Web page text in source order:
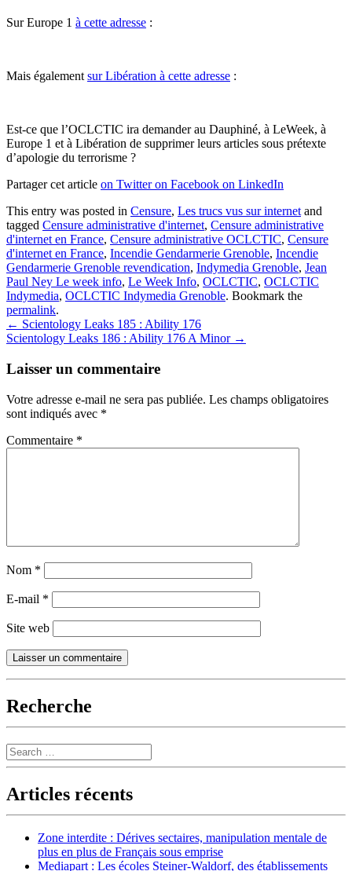
Sur Europe 1 à cette adresse :
Mais égalementsur Libération à cette adresse :
Est-ce que l’OCLCTIC ira demander au Dauphiné, à LeWeek, à
Europe 1 et à Libération de supprimer leurs articles sous prétexte
d’apologie du terrorisme ?
Partager cet article on Twitter on Facebook on LinkedIn
This entry was posted in Censure, Les trucs vus sur internetand
tagged Censure administrative d'internet, Censure administrative
d'internet en France, Censure administrative OCLCTIC, Censure
d'internet en France, Incendie Gendarmerie Grenoble, Incendie
Gendarmerie Grenoble revendication, Indymedia Grenoble, Jean
Paul Ney Le week info, Le Week Info, OCLCTIC, OCLCTIC
Indymedia, OCLCTIC Indymedia Grenoble. Bookmark the
permalink.
Post
navigation
← Scientology Leaks 185 : Ability 176
Scientology Leaks 186 : Ability 176 A Minor →
Laisser un commentaire
Votre adresse e-mail ne sera pas publiée. Les champs obligatoires
sont indiqués avec *
Commentaire *
Nom *
E-mail *
Site web
Recherche
Search
Articles récents
Zone interdite : Dérives sectaires, manipulation mentale de
plus en plus de Français sous emprise
Mediapart : Les écoles Steiner-Waldorf, des établissements